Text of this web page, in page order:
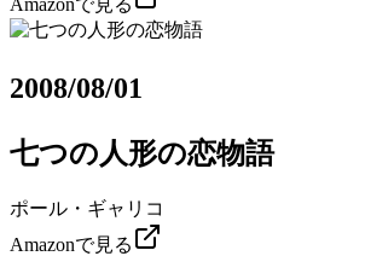
2008/08/01
七つの人形の恋物語
ポール・ギャリコ
Amazonで見る